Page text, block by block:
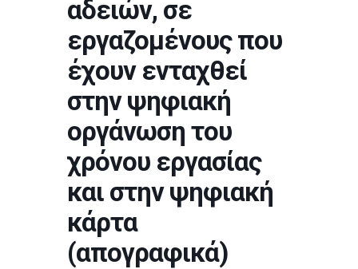
αδειών, σε
εργαζομένους που
έχουν ενταχθεί
στην ψηφιακή
οργάνωση του
χρόνου εργασίας
και στην ψηφιακή
κάρτα
(απογραφικά)